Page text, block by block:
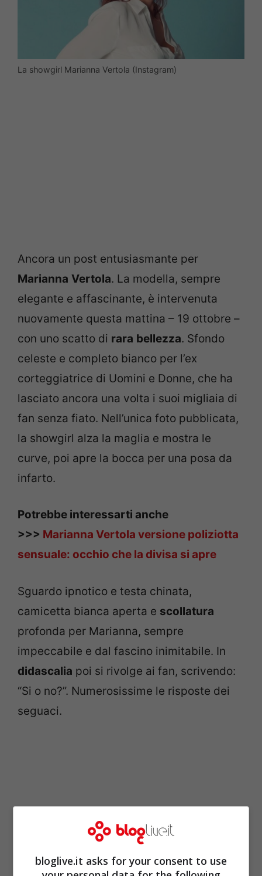
La showgirl Marianna Vertola (Instagram)
Ancora un post entusiasmante per
Marianna Vertola. La modella, sempre
elegante e affascinante, è intervenuta
nuovamente questa mattina – 19 ottobre –
con uno scatto di rara bellezza. Sfondo
celeste e completo bianco per l’ex
corteggiatrice di Uomini e Donne, che ha
lasciato ancora una volta i suoi migliaia di
fan senza fiato. Nell’unica foto pubblicata,
la showgirl alza la maglia e mostra le
curve, poi apre la bocca per una posa da
infarto.
Potrebbe interessarti anche
>>> Marianna Vertola versione poliziotta
sensuale: occhio che la divisa si apre
Sguardo ipnotico e testa chinata,
camicetta bianca aperta e scollatura
profonda per Marianna, sempre
impeccabile e dal fascino inimitabile. In
didascalia poi si rivolge ai fan, scrivendo:
“Si o no?”. Numerosissime le risposte dei
seguaci.
bloglive.it asks for your consent to use